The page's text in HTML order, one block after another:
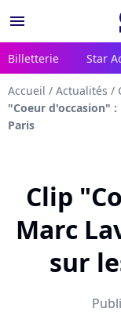
menu
Billetterie Star
Accueil / Actualités /
"Coeur d'occasion"
Paris
Clip
Marc
sur